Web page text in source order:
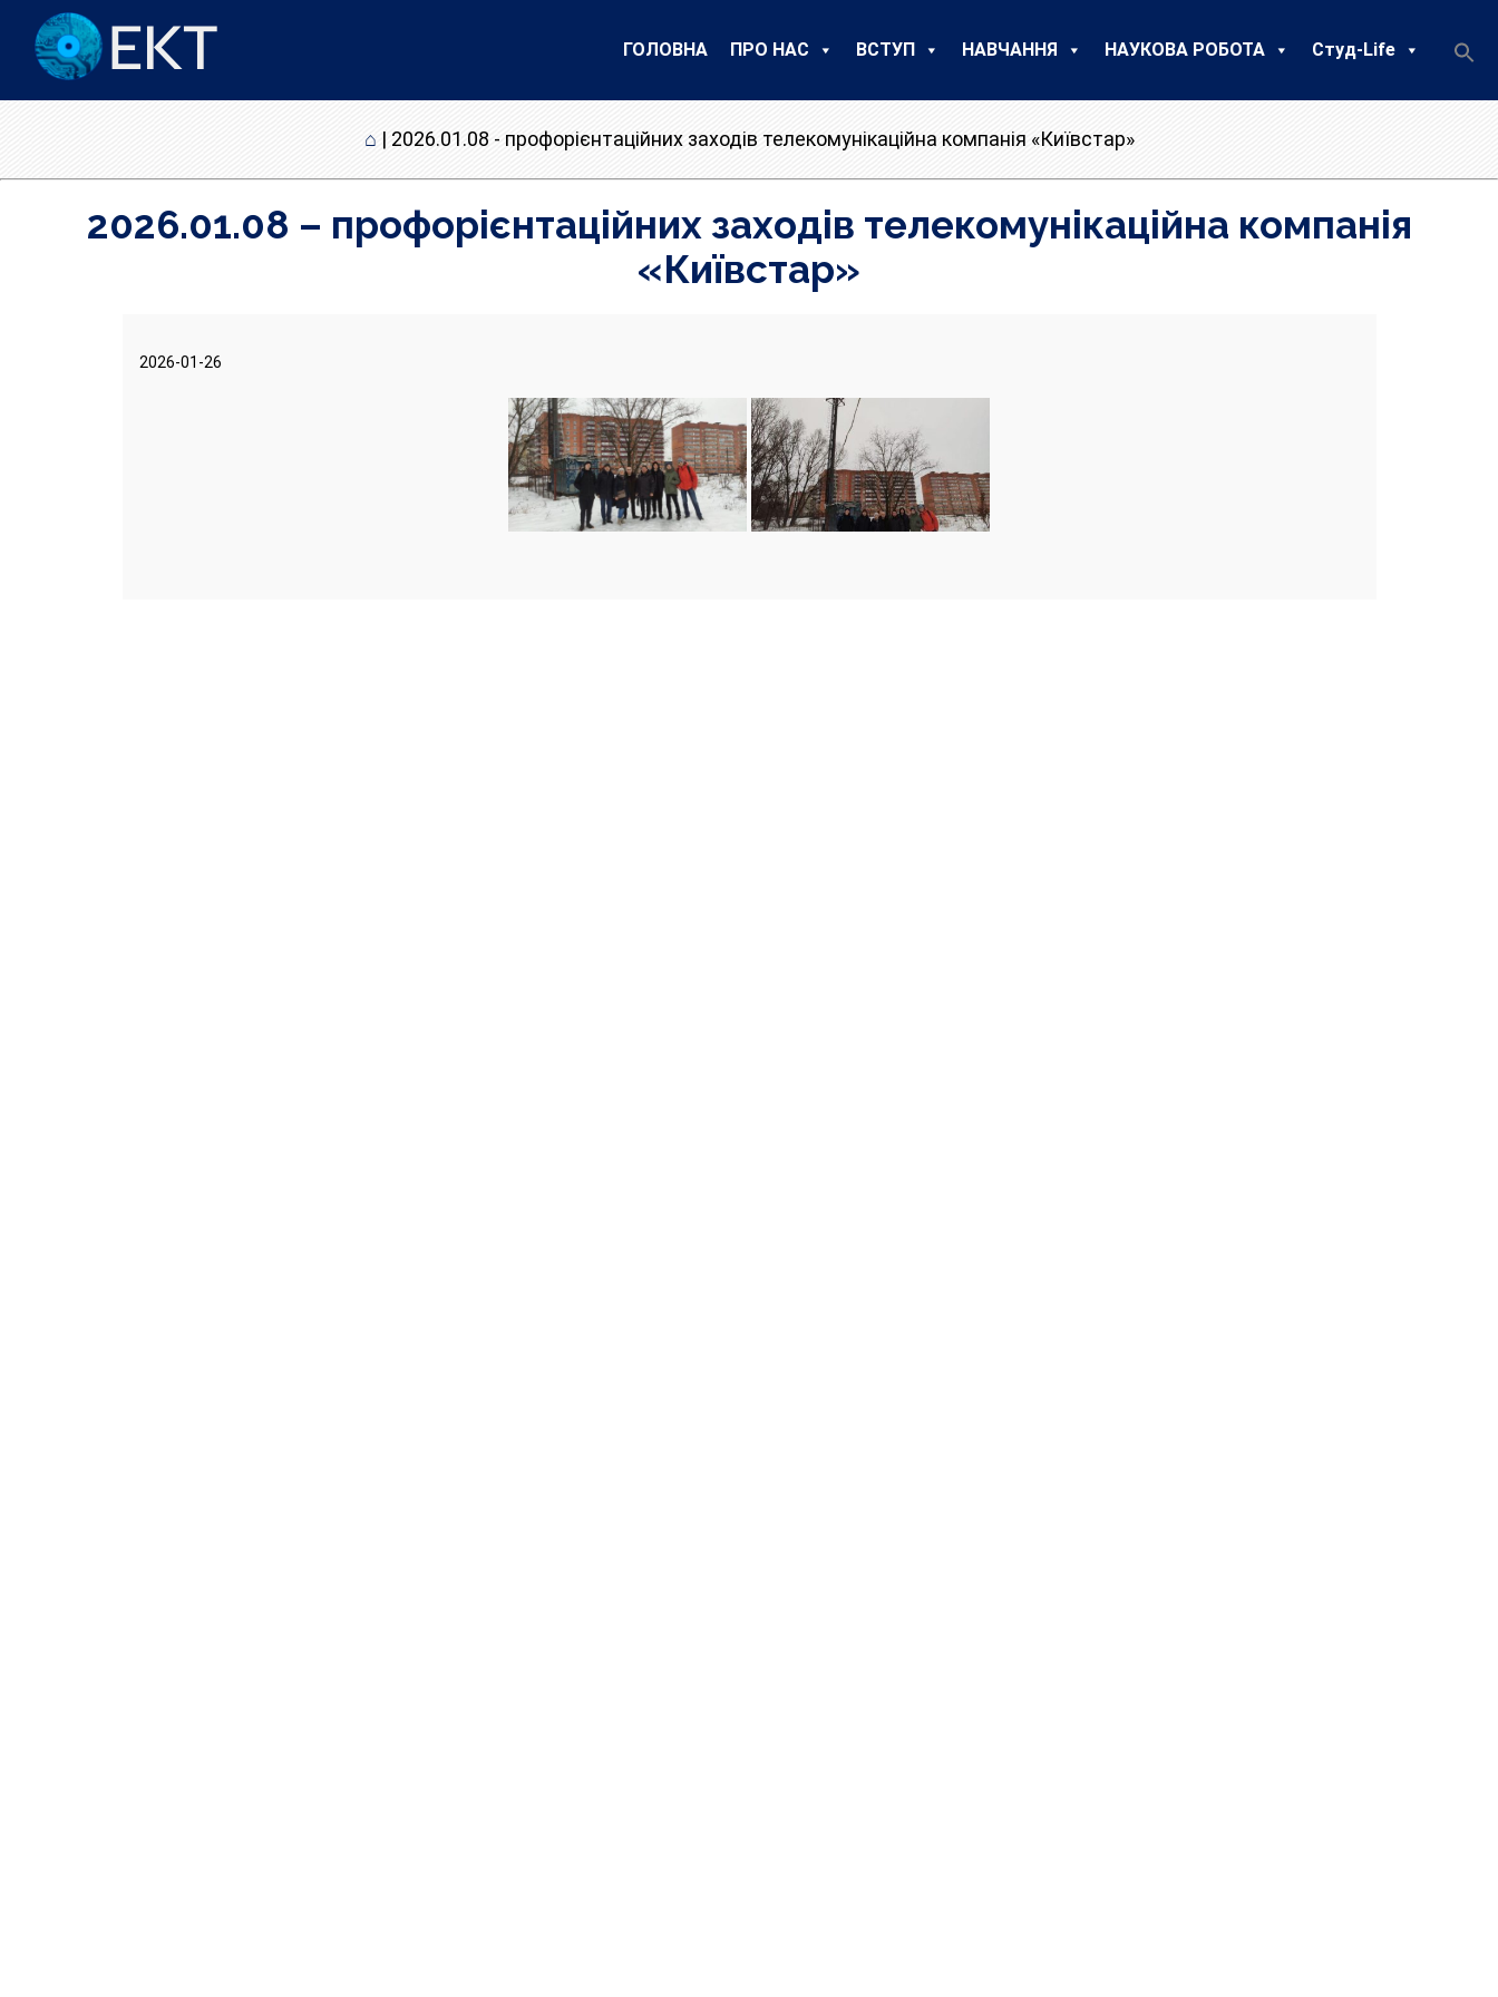
ГОЛОВНА ПРО НАС ВСТУП НАВЧАННЯ НАУКОВА РОБОТА Студ-Life
⌂ | 2026.01.08 - профорієнтаційних заходів телекомунікаційна компанія «Київстар»
2026.01.08 – профорієнтаційних заходів телекомунікаційна компанія
«Київстар»
2026-01-26